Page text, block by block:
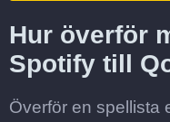
Hur överför
Spotify till
Överför en spellista